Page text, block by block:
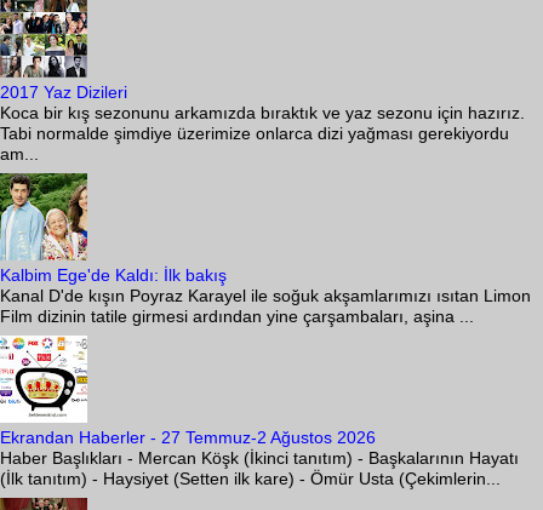
2017 Yaz Dizileri
Koca bir kış sezonunu arkamızda bıraktık ve yaz sezonu için hazırız.
Tabi normalde şimdiye üzerimize onlarca dizi yağması gerekiyordu
am...
Kalbim Ege'de Kaldı: İlk bakış
Kanal D'de kışın Poyraz Karayel ile soğuk akşamlarımızı ısıtan Limon
Film dizinin tatile girmesi ardından yine çarşambaları, aşina ...
Ekrandan Haberler - 27 Temmuz-2 Ağustos 2026
Haber Başlıkları - Mercan Köşk (İkinci tanıtım) - Başkalarının Hayatı
(İlk tanıtım) - Haysiyet (Setten ilk kare) - Ömür Usta (Çekimlerin...